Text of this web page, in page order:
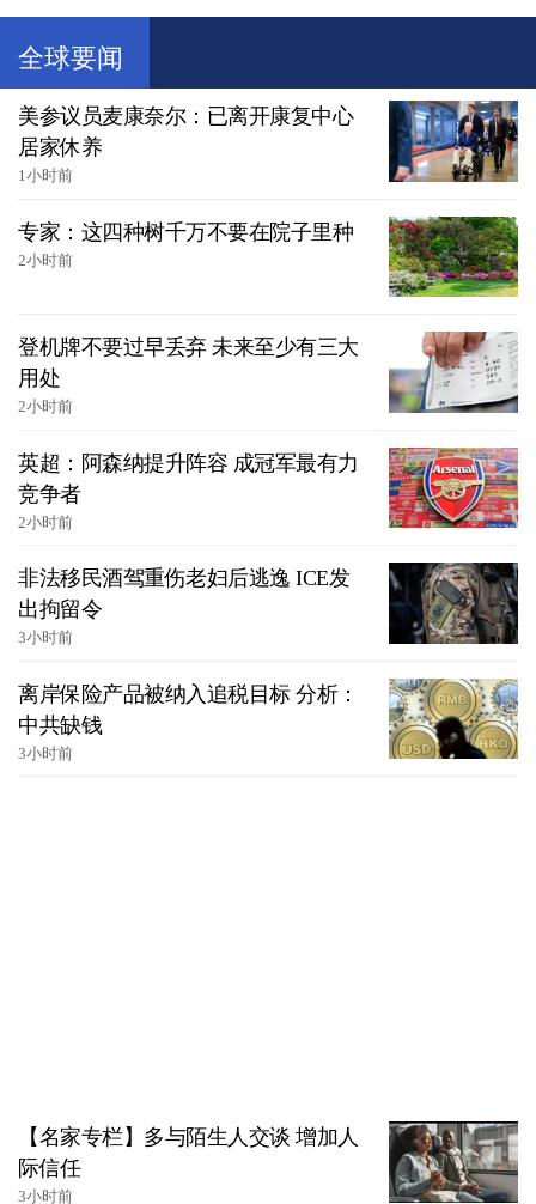
全球要闻
美参议员麦康奈尔：已离开康复中心
居家休养
1小时前
专家：这四种树千万不要在院子里种
2小时前
登机牌不要过早丢弃 未来至少有三大
用处
2小时前
英超：阿森纳提升阵容 成冠军最有力
竞争者
2小时前
非法移民酒驾重伤老妇后逃逸 ICE发
出拘留令
3小时前
离岸保险产品被纳入追税目标 分析：
中共缺钱
3小时前
【名家专栏】多与陌生人交谈 增加人
际信任
3小时前